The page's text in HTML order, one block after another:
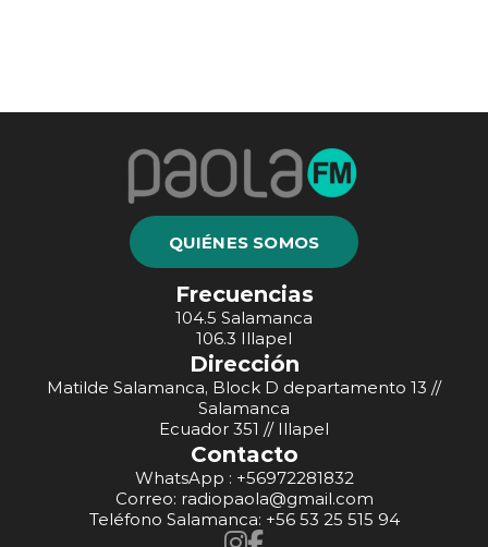
QUIÉNES SOMOS
Frecuencias
104.5 Salamanca
106.3 Illapel
Dirección
Matilde Salamanca, Block D departamento 13 //
Salamanca
Ecuador 351 // Illapel
Contacto
WhatsApp : +56972281832
Correo: radiopaola@gmail.com
Teléfono Salamanca: +56 53 25 515 94